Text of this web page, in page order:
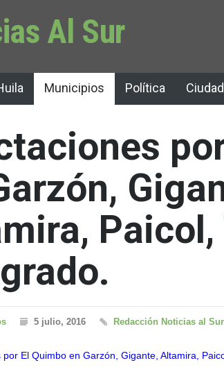
Al Sur
Municipios Política
Paicol,
5 julio, 2016 Redacción Noticias al Sur